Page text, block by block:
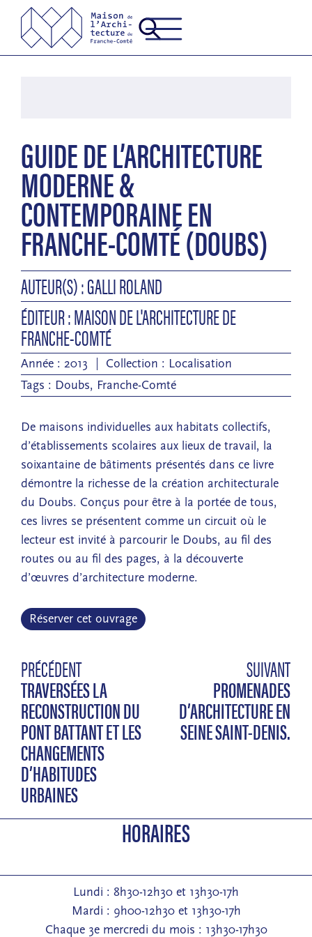
GUIDE DE L’ARCHITECTURE
MODERNE &
CONTEMPORAINE EN
FRANCHE-COMTÉ (DOUBS)
AUTEUR(S) : GALLI ROLAND
ÉDITEUR : MAISON DE L'ARCHITECTURE DE
FRANCHE-COMTÉ
Année : 2013 Collection : Localisation
Tags : Doubs, Franche-Comté
De maisons individuelles aux habitats collectifs,
d’établissements scolaires aux lieux de travail, la
soixantaine de bâtiments présentés dans ce livre
démontre la richesse de la création architecturale
du Doubs. Conçus pour être à la portée de tous,
ces livres se présentent comme un circuit où le
lecteur est invité à parcourir le Doubs, au fil des
routes ou au fil des pages, à la découverte
d’œuvres d’architecture moderne.
Réserver cet ouvrage
PRÉCÉDENT
TRAVERSÉES LA
RECONSTRUCTION DU
PONT BATTANT ET LES
CHANGEMENTS
D’HABITUDES
URBAINES
SUIVANT
PROMENADES
D’ARCHITECTURE EN
SEINE SAINT-DENIS.
HORAIRES
Lundi : 8h30-12h30 et 13h30-17h
Mardi : 9h00-12h30 et 13h30-17h
Chaque 3e mercredi du mois : 13h30-17h30